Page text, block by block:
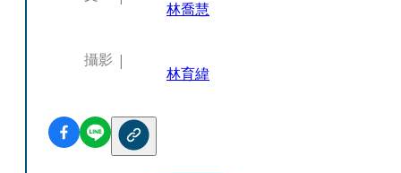
林喬慧
攝影
林育緯